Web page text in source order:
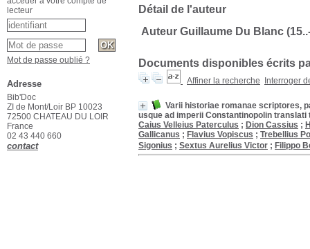
Détail de l'auteur
Auteur Guillaume Du Blanc
Documents disponibles écrits
Affiner la recherche Interroger
Varii historiae romanae scriptores,
usque ad imperii Constantinopolin
Caius Velleius Paterculus ; Dion Cassius ;
Gallicanus ; Flavius Vopiscus ; Trebellius
Sigonius ; Sextus Aurelius Victor ; Filippo
lecteur
Mot de passe oublié ?
Adresse
Bib'Doc
ZI de Mont/Loir BP 10023
72500 CHATEAU DU LOIR
France
02 43 440 660
contact